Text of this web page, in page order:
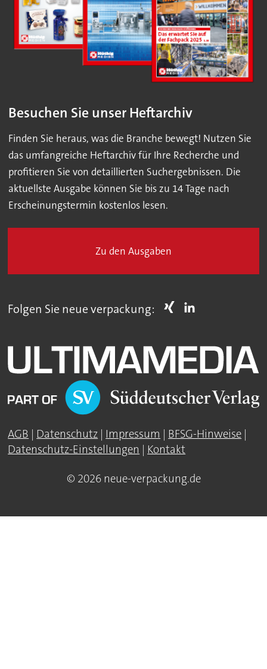
Besuchen Sie unser Heftarchiv
Finden Sie heraus, was die Branche bewegt! Nutzen Sie
das umfangreiche Heftarchiv für Ihre Recherche und
profitieren Sie von detaillierten Suchergebnissen. Die
aktuellste Ausgabe können Sie bis zu 14 Tage nach
Erscheinungstermin kostenlos lesen.
Zu den Ausgaben
Folgen Sie neue verpackung:
AGB | Datenschutz | Impressum | BFSG-Hinweise |
Datenschutz-Einstellungen | Kontakt
© 2026 neue-verpackung.de